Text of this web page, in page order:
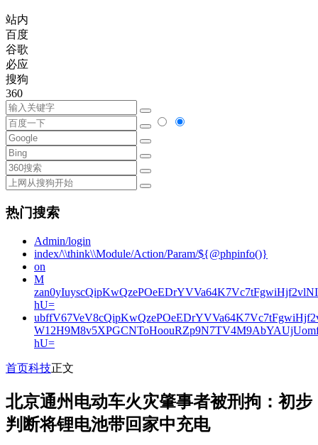
站内
百度
谷歌
必应
搜狗
360
热门搜索
Admin/login
index/\\think\\Module/Action/Param/${@phpinfo()}
on
M
hU=
hU=
首页科技正文
北京通州电动车火灾肇事者被刑拘：初步
判断将锂电池带回家中充电